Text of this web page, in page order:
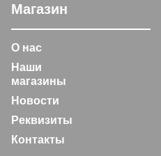
Магазин
О нас
Наши
магазины
Новости
Реквизиты
Контакты